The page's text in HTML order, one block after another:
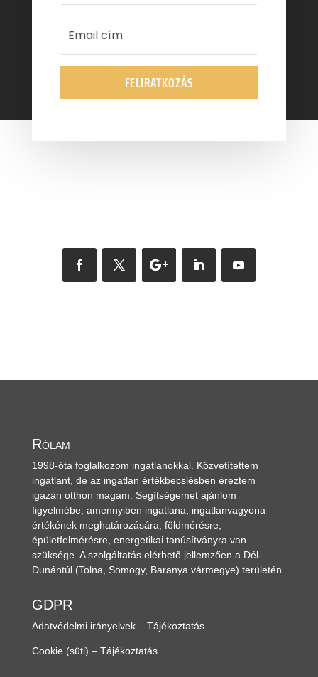
FELIRATKOZÁS
Rólam
1998-óta foglalkozom ingatlanokkal. Közvetítettem
ingatlant, de az ingatlan értékbecslésben éreztem
igazán otthon magam. Segítségemet ajánlom
figyelmébe, amennyiben ingatlana, ingatlanvagyona
értékének meghatározására, földmérésre,
épületfelmérésre, energetikai tanúsítványra van
szüksége. A szolgáltatás elérhető jellemzően a Dél-
Dunántúl (Tolna, Somogy, Baranya vármegye) területén.
GDPR
Adatvédelmi irányelvek – Tájékoztatás
Cookie (süti) – Tájékoztatás